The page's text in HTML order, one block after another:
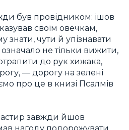
був провідником: ішов
своїм овечкам,
знати, чути й упізнавати
не тільки вижити,
до рук хижака,
— дорогу на зелені
про це в книзі Псалмів
завжди йшов